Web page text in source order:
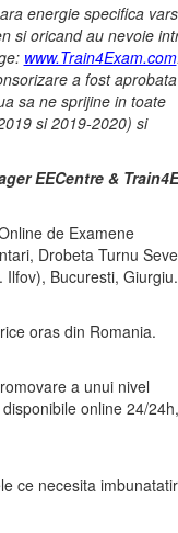
energie specifica
si oricand au nevoie
www.Train4Exam.com.
a fost aprobata
sa ne sprijine in toate
si 2019-2020) si
EECentre &
de Examene
Drobeta Turnu
Bucuresti, Giurgiu.
oras din Romania.
a unui nivel
online 24/24h,
ce necesita